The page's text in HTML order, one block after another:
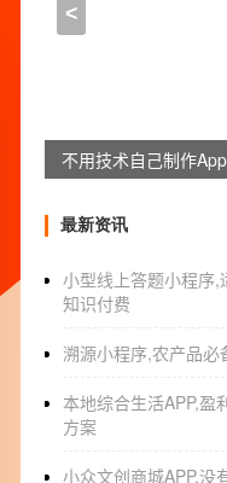
2021-12-24 18:15:00
当代人都很看重教育
开发的一款教育应用需
在1030万左右。当然
教育开发？的基本职能
<
躺赚神器，淘宝客系
最新资讯
小型线上答题小程序,
知识付费
溯源小程序,农产品必
本地综合生活APP,盈
方案
小众文创商城APP,没